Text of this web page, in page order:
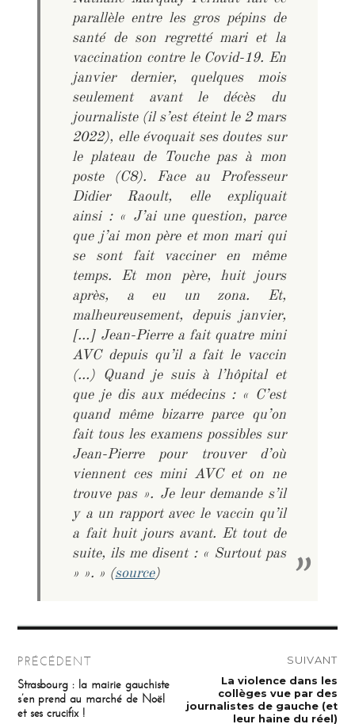
parallèle entre les gros pépins de
santé de son regretté mari et la
vaccination contre le Covid-19. En
janvier dernier, quelques mois
seulement avant le décès du
journaliste (il s’est éteint le 2 mars
2022), elle évoquait ses doutes sur
le plateau de Touche pas à mon
poste(C8). Face au Professeur
Didier Raoult, elle expliquait
ainsi : « J’ai une question, parce
que j’ai mon père et mon mari qui
se sont fait vacciner en même
temps. Et mon père, huit jours
après, a eu un zona. Et,
malheureusement, depuis janvier,
[…] Jean-Pierre a fait quatre mini
AVC depuis qu’il a fait le vaccin
(…) Quand je suis à l’hôpital et
que je dis aux médecins : « C’est
quand même bizarre parce qu’on
fait tous les examens possibles sur
Jean-Pierre pour trouver d’où
viennent ces mini AVC et on ne
trouve pas ». Je leur demande s’il
y a un rapport avec le vaccin qu’il
a fait huit jours avant. Et tout de
suite, ils me disent : « Surtout pas
» ». » (source)
de
l’article
PRÉCÉDENT
Publication
précédente :
Strasbourg : la mairie gauchiste
s’en prend au marché de Noël
et ses crucifix !
SUIVANT
Publication
suivante :
La violence dans les
collèges vue par des
journalistes de gauche (et
leur haine du réel)